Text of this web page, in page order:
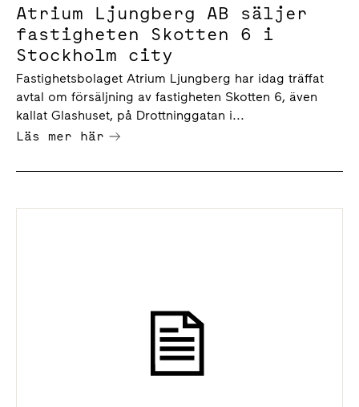
Atrium Ljungberg AB säljer
fastigheten Skotten 6 i
Stockholm city
Fastighetsbolaget Atrium Ljungberg har idag träffat
avtal om försäljning av fastigheten Skotten 6, även
kallat Glashuset, på Drottninggatan i...
Läs mer här